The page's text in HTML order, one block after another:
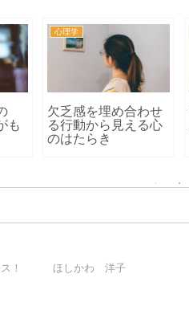
ウ
の
心理学
しずかちゃんタイプ
の生きづらさ
レス！ ほしかわ 洋子